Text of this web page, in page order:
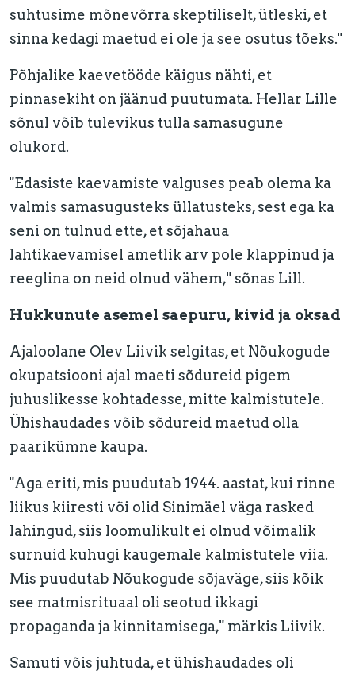
suhtusime mõnevõrra skeptiliselt, ütleski, et
sinna kedagi maetud ei ole ja see osutus tõeks."
Põhjalike kaevetööde käigus nähti, et
pinnasekiht on jäänud puutumata. Hellar Lille
sõnul võib tulevikus tulla samasugune
olukord.
"Edasiste kaevamiste valguses peab olema ka
valmis samasugusteks üllatusteks, sest ega ka
seni on tulnud ette, et sõjahaua
lahtikaevamisel ametlik arv pole klappinud ja
reeglina on neid olnud vähem," sõnas Lill.
Hukkunute asemel saepuru, kivid ja oksad
Ajaloolane Olev Liivik selgitas, et Nõukogude
okupatsiooni ajal maeti sõdureid pigem
juhuslikesse kohtadesse, mitte kalmistutele.
Ühishaudades võib sõdureid maetud olla
paarikümne kaupa.
"Aga eriti, mis puudutab 1944. aastat, kui rinne
liikus kiiresti või olid Sinimäel väga rasked
lahingud, siis loomulikult ei olnud võimalik
surnuid kuhugi kaugemale kalmistutele viia.
Mis puudutab Nõukogude sõjaväge, siis kõik
see matmisrituaal oli seotud ikkagi
propaganda ja kinnitamisega," märkis Liivik.
Samuti võis juhtuda, et ühishaudades oli